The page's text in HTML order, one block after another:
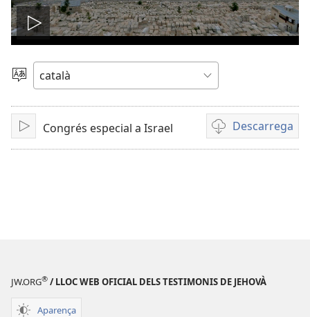
Reprodueix
Tria
l’idioma
Reprodueix
Congrés especial a Israel Descarrega
Opcions
de
JW.ORG® / LLOC WEB OFICIAL DELS TESTIMONIS DE JEHOVÀ
Aparença